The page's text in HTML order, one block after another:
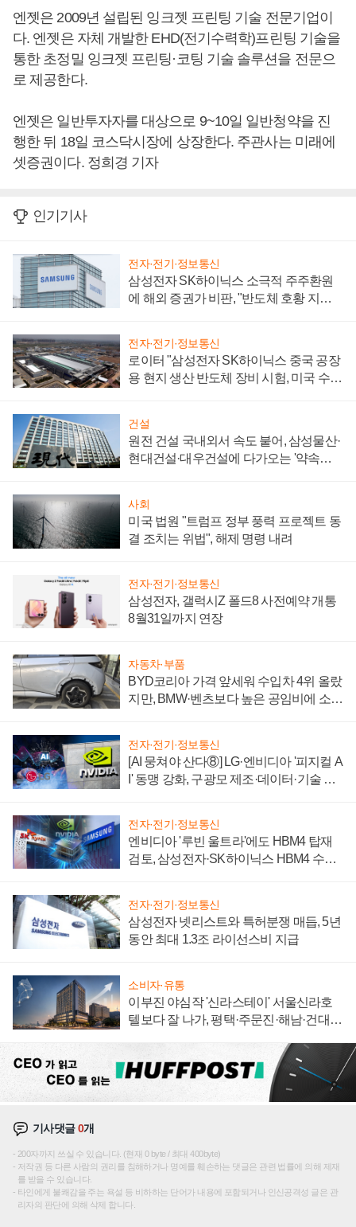
엔젯은 2009년 설립된 잉크젯 프린팅 기술 전문기업이
다. 엔젯은 자체 개발한 EHD(전기수력학)프린팅 기술을
통한 초정밀 잉크젯 프린팅·코팅 기술 솔루션을 전문으
로 제공한다.
엔젯은 일반투자자를 대상으로 9~10일 일반청약을 진
행한 뒤 18일 코스닥시장에 상장한다. 주관사는 미래에
셋증권이다. 정희경 기자
인기기사
전자·전기·정보통신
삼성전자 SK하이닉스 소극적 주주환원
에 해외 증권가 비판, "반도체 호황 지속
전자·전기·정보통신
로이터 "삼성전자 SK하이닉스 중국 공장
용 현지 생산 반도체 장비 시험, 미국 수출
건설
원전 건설 국내외서 속도 붙어, 삼성물산·
현대건설·대우건설에 다가오는 '약속의
사회
미국 법원 "트럼프 정부 풍력 프로젝트 동
결 조치는 위법", 해제 명령 내려
전자·전기·정보통신
삼성전자, 갤럭시Z 폴드8 사전예약 개통
8월31일까지 연장
자동차·부품
BYD코리아 가격 앞세워 수입차 4위 올랐
지만, BMW·벤츠보다 높은 공임비에 소비
전자·전기·정보통신
[AI 뭉쳐야 산다⑧] LG·엔비디아 '피지컬 A
I' 동맹 강화, 구광모 제조·데이터·기술 결
전자·전기·정보통신
엔비디아 '루빈 울트라'에도 HBM4 탑재
검토, 삼성전자·SK하이닉스 HBM4 수율
전자·전기·정보통신
삼성전자 넷리스트와 특허분쟁 매듭, 5년
동안 최대 1.3조 라이선스비 지급
소비자·유통
이부진 야심작 '신라스테이' 서울신라호
텔보다 잘 나가, 평택·주문진·해남·건대로
기사댓글0개
200자까지 쓰실 수 있습니다. (현재 0 byte / 최대 400byte)
저작권 등 다른 사람의 권리를 침해하거나 명예를 훼손하는 댓글은 관련 법률에 의해 제재
를 받을 수 있습니다.
타인에게 불쾌감을 주는 욕설 등 비하하는 단어가 내용에 포함되거나 인신공격성 글은 관
리자의 판단에 의해 삭제 합니다.